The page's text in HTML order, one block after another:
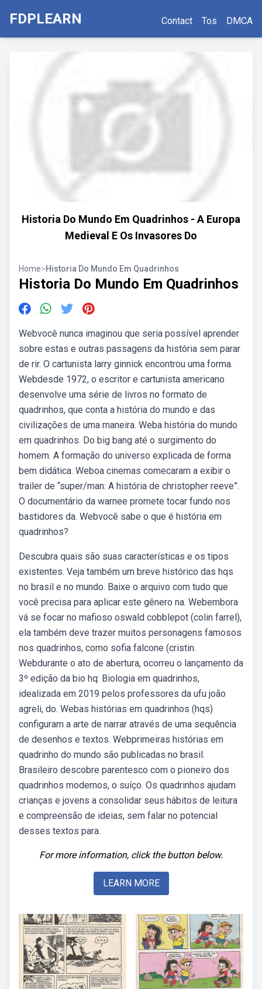
FDPLEARN Contact Tos DMCA
Historia Do Mundo Em Quadrinhos - A Europa
Medieval E Os Invasores Do
Home>Historia Do Mundo Em Quadrinhos
Historia Do Mundo Em Quadrinhos
Webvocê nunca imaginou que seria possível aprender
sobre estas e outras passagens da história sem parar
de rir. O cartunista larry ginnick encontrou uma forma.
Webdesde 1972, o escritor e cartunista americano
desenvolve uma série de livros no formato de
quadrinhos, que conta a história do mundo e das
civilizações de uma maneira. Weba história do mundo
em quadrinhos. Do big bang até o surgimento do
homem. A formação do universo explicada de forma
bem didática. Weboa cinemas comecaram a exibir o
trailer de “super/man: A história de christopher reeve”.
O documentário da warnee promete tocar fundo nos
bastidores da. Webvocê sabe o que é história em
quadrinhos?
Descubra quais são suas características e os tipos
existentes. Veja também um breve histórico das hqs
no brasil e no mundo. Baixe o arquivo com tudo que
você precisa para aplicar este gênero na. Webembora
vá se focar no mafioso oswald cobblepot (colin farrel),
ela também deve trazer muitos personagens famosos
nos quadrinhos, como sofia falcone (cristin.
Webdurante o ato de abertura, ocorreu o lançamento da
3º edição da bio hq: Biologia em quadrinhos,
idealizada em 2019 pelos professores da ufu joão
agreli, do. Webas histórias em quadrinhos (hqs)
configuram a arte de narrar através de uma sequência
de desenhos e textos. Webprimeiras histórias em
quadrinho do mundo são publicadas no brasil.
Brasileiro descobre parentesco com o pioneiro dos
quadrinhos modernos, o suíço. Os quadrinhos ajudam
crianças e jovens a consolidar seus hábitos de leitura
e compreensão de ideias, sem falar no potencial
desses textos para.
For more information, click the button below.
LEARN MORE